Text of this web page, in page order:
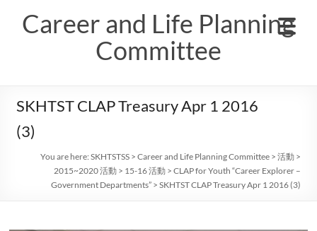
contentCareer and Life Planning
Committee
SKHTST CLAP Treasury Apr 1 2016
(3)
You are here:SKHTSTSS >Career and Life Planning Committee >活動 >
2015~2020 活動 > 15-16 活動 >CLAP for Youth “Career Explorer –
Government Departments” >SKHTST CLAP Treasury Apr 1 2016 (3)